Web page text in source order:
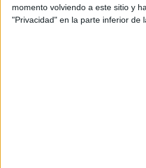
momento volviendo a este sitio y
"Privacidad" en la parte inferior de
SEGUIR LEYENDO